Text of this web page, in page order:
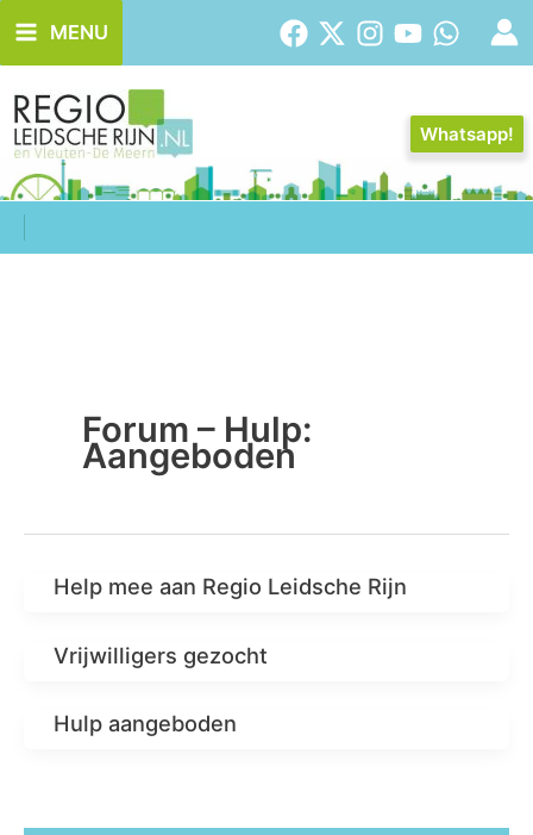
naar
de
inhoud
MENU
Whatsapp!
Forum – Hulp:
Aangeboden
Help mee aan Regio Leidsche Rijn
Vrijwilligers gezocht
Hulp aangeboden